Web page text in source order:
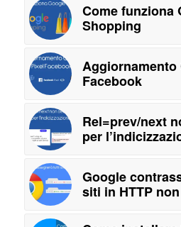
Come funziona
Shopping
Aggiornamento
Facebook
Rel=prev/next
per
Google
siti in HTTP